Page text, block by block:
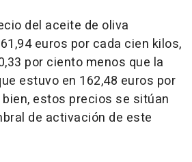
del aceite de oliva
euros por cada cien kilos,
por ciento menos que la
estuvo en 162,48 euros por
estos precios se sitúan
de activación de este